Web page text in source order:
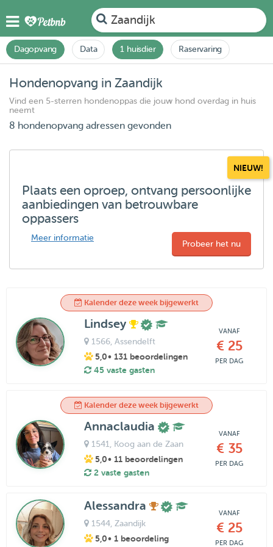
Zaandijk
Dagopvang Data 1 huisdier Raservaring
Hondenopvang in Zaandijk
Vind een 5-sterren hondenoppas die jouw hond overdag in huis
neemt
8 hondenopvang adressen gevonden
NIEUW!
Plaats een oproep, ontvang persoonlijke
aanbiedingen van betrouwbare
oppassers
Meer informatie
Probeer het nu
Kalender deze week bijgewerkt
Lindsey
1566, Assendelft
5,0• 131 beoordelingen
45 vaste gasten
VANAF
€ 25
PER DAG
Kalender deze week bijgewerkt
Annaclaudia
1541 , Koog aan de Zaan
5,0• 11 beoordelingen
2 vaste gasten
VANAF
€ 35
PER DAG
Alessandra
1544, Zaandijk
5,0• 1 beoordeling
VANAF
€ 25
PER DAG